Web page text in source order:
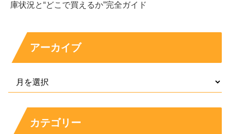
です。
透明感のあるビジュアルに加え、役によって印象を変えら
れる点も支持されています。
女優として注目された出演作品
工藤美桜さんの知名度をさらに高めた作品として、「魔進
庫状況と“どこで買えるか”完全ガイド
アーカイブ
カテゴリー